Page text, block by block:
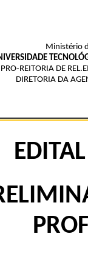
Ministério
PRO-REITORIA DE
DIRETORIA DA